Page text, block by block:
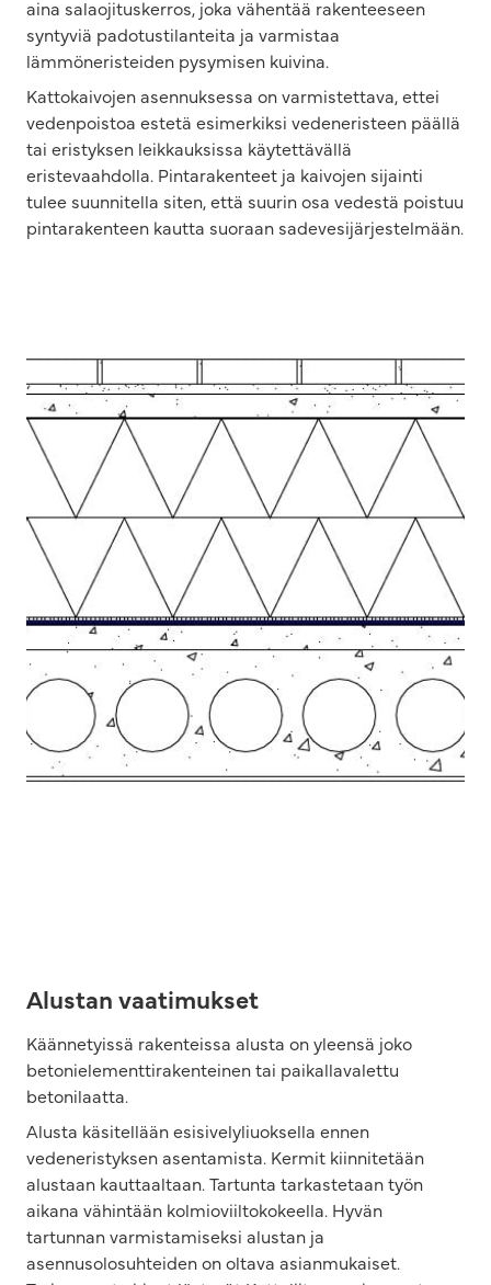
aina salaojituskerros, joka vähentää rakenteeseen
syntyviä padotustilanteita ja varmistaa
lämmöneristeiden pysymisen kuivina.
Kattokaivojen asennuksessa on varmistettava, ettei
vedenpoistoa estetä esimerkiksi vedeneristeen päällä
tai eristyksen leikkauksissa käytettävällä
eristevaahdolla. Pintarakenteet ja kaivojen sijainti
tulee suunnitella siten, että suurin osa vedestä poistuu
pintarakenteen kautta suoraan sadevesijärjestelmään.
Alustan vaatimukset
Käännetyissä rakenteissa alusta on yleensä joko
betonielementtirakenteinen tai paikallavalettu
betonilaatta.
Alusta käsitellään esisivelyliuoksella ennen
vedeneristyksen asentamista. Kermit kiinnitetään
alustaan kauttaaltaan. Tartunta tarkastetaan työn
aikana vähintään kolmioviiltokokeella. Hyvän
tartunnan varmistamiseksi alustan ja
asennusolosuhteiden on oltava asianmukaiset.